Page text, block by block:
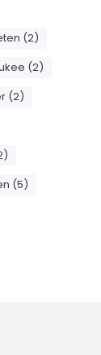
(2)
(2)
(2)
(5)